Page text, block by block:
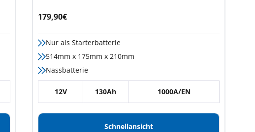
Angebotspreis
179,90€
Nur als Starterbatterie
514mm x 175mm x 210mm
Nassbatterie
12V 130Ah 1000A/EN
Schnellansicht